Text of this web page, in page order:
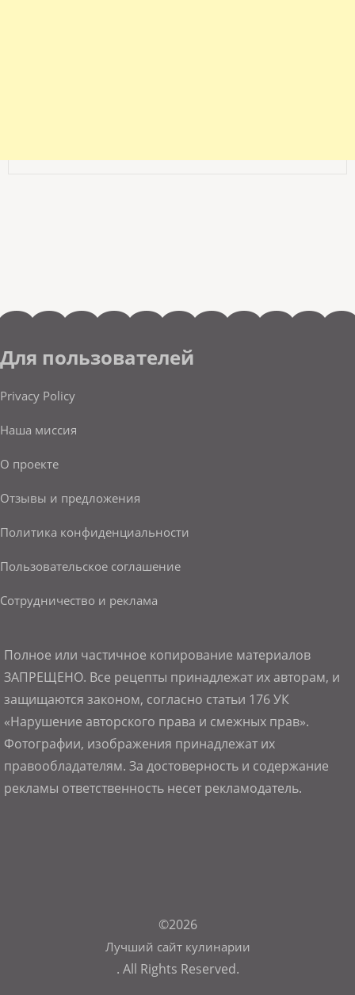
Для пользователей
Privacy Policy
Наша миссия
О проекте
Отзывы и предложения
Политика конфиденциальности
Пользовательское соглашение
Сотрудничество и реклама
Полное или частичное копирование материалов
ЗАПРЕЩЕНО. Все рецепты принадлежат их авторам, и
защищаются законом, согласно статьи 176 УК
«Нарушение авторского права и смежных прав».
Фотографии, изображения принадлежат их
правообладателям. За достоверность и содержание
рекламы ответственность несет рекламодатель.
©2026
Лучший сайт кулинарии
. All Rights Reserved.